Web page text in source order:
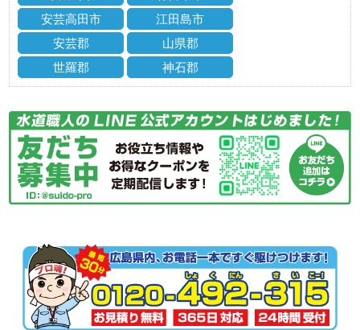
安芸高田市
江田島市
安芸郡
山県郡
世羅郡
神石郡